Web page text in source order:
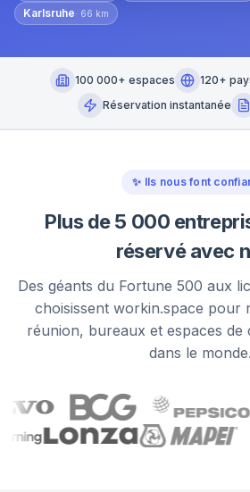
Karlsruhe· 66 km
100 000+ espaces 120+
Réservation instantanée
✨ Ils nous font
Plus de 5 000
réservé avec
Des géants du Fortune 500 aux
choisissent workin.space pour
réunion, bureaux et espaces
dans le monde.